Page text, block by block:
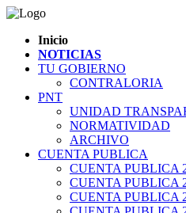
Inicio
NOTICIAS
TU GOBIERNO
CONTRALORIA
PNT
UNIDAD
NORMATIVIDAD
ARCHIVO
CUENTA PUBLICA
CUENTA PUBLICA
CUENTA PUBLICA
CUENTA PUBLICA